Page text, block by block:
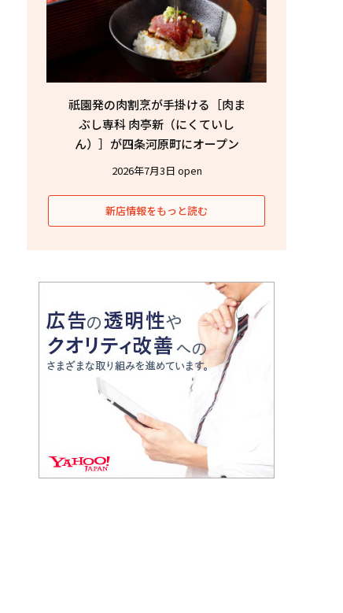
祇園発の肉割烹が手掛ける［肉ま
ぶし専科 肉亭新（にくていし
ん）］が四条河原町にオープン
2026年7月3日 open
新店情報をもっと読む